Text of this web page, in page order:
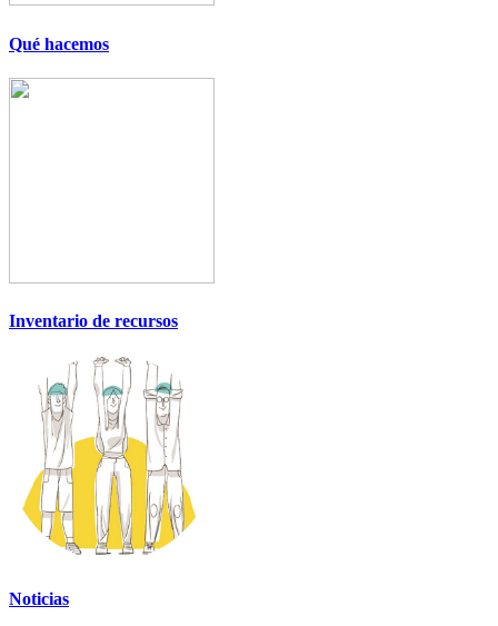
Qué hacemos
Inventario de recursos
Noticias